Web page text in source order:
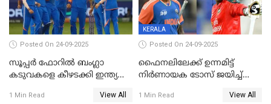
Posted On 24-09-2025
സൂപ്പർ ഫോറിൽ ബംഗ്ലാ
കടുവകളെ കീഴടക്കി ഇന്ത്യ
1 Min Read View All
KERALA
Posted On 24-09-2025
ഫൈനലിലേക്ക് ഉന്നമിട്ട്
നിര്‍ണായക ടോസ് ജയിച്ച്
ഇന്ത്യയ്ക്ക് ബാറ്റിംഗ്
1 Min Read View All